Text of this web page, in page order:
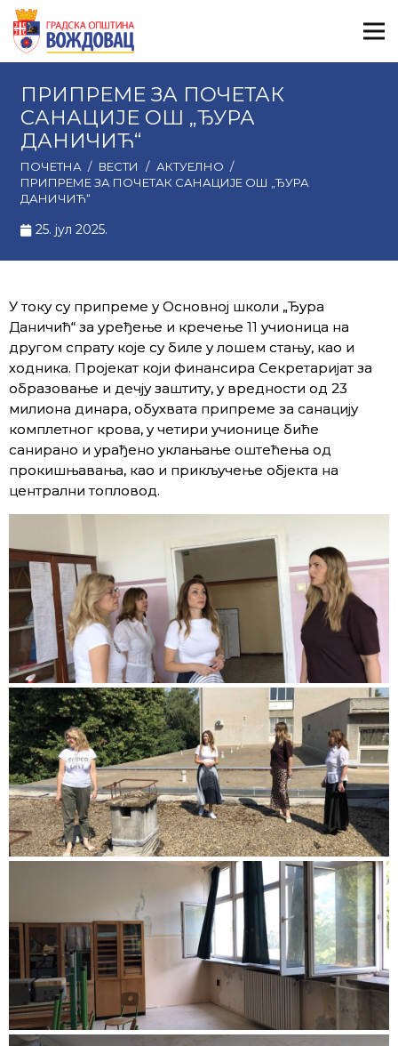
ПРИПРЕМЕ ЗА ПОЧЕТАК
САНАЦИЈЕ ОШ „ЂУРА
ДАНИЧИЋ“
ПОЧЕТНА / ВЕСТИ / АКТУЕЛНО /
ПРИПРЕМЕ ЗА ПОЧЕТАК САНАЦИЈЕ ОШ „ЂУРА
ДАНИЧИЋ“
25. јул 2025.
У току су припреме у Основној школи „Ђура
Даничић“ за уређење и кречење 11 учионица на
другом спрату које су биле у лошем стању, као и
ходника. Пројекат који финансира Секретаријат за
образовање и дечју заштиту, у вредности од 23
милиона динара, обухвата припреме за санацију
комплетног крова, у четири учионице биће
санирано и урађено уклањање оштећења од
прокишњавања, као и прикључење објекта на
централни топловод.